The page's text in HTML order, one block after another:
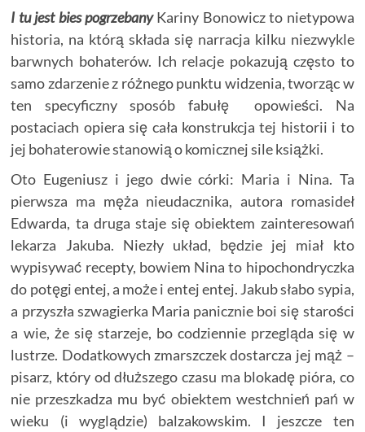
I tu jest bies pogrzebanyKariny Bonowicz to nietypowa
historia, na którą składa się narracja kilku niezwykle
barwnych bohaterów. Ich relacje pokazują często to
samo zdarzenie z różnego punktu widzenia, tworząc w
ten specyficzny sposób fabułę opowieści. Na
postaciach opiera się cała konstrukcja tej historii i to
jej bohaterowie stanowią o komicznej sile książki.
Oto Eugeniusz i jego dwie córki: Maria i Nina. Ta
pierwsza ma męża nieudacznika, autora romasideł
Edwarda, ta druga staje się obiektem zainteresowań
lekarza Jakuba. Niezły układ, będzie jej miał kto
wypisywać recepty, bowiem Nina to hipochondryczka
do potęgi entej, a może i entej entej. Jakub słabo sypia,
a przyszła szwagierka Maria panicznie boi się starości
a wie, że się starzeje, bo codziennie przegląda się w
lustrze. Dodatkowych zmarszczek dostarcza jej mąż –
pisarz, który od dłuższego czasu ma blokadę pióra, co
nie przeszkadza mu być obiektem westchnień pań w
wieku (i wyglądzie) balzakowskim. I jeszcze ten